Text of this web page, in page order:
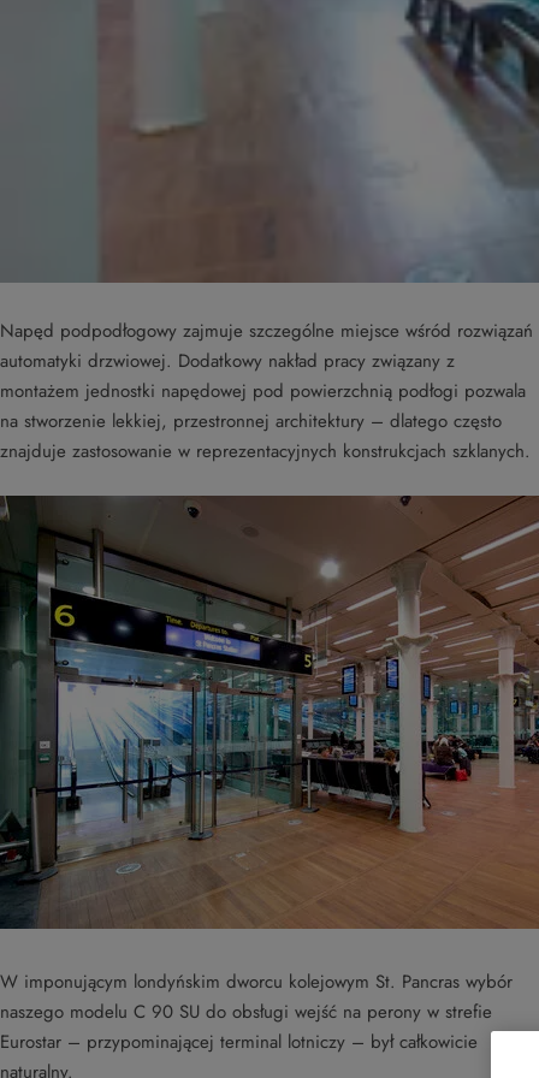
Napęd podpodłogowy zajmuje szczególne miejsce wśród rozwiązań
automatyki drzwiowej. Dodatkowy nakład pracy związany z
montażem jednostki napędowej pod powierzchnią podłogi pozwala
na stworzenie lekkiej, przestronnej architektury – dlatego często
znajduje zastosowanie w reprezentacyjnych konstrukcjach szklanych.
W imponującym londyńskim dworcu kolejowym St. Pancras wybór
naszego modelu C 90 SU do obsługi wejść na perony w strefie
Eurostar – przypominającej terminal lotniczy – był całkowicie
naturalny.